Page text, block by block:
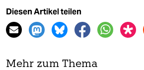
Diesen Artikel teilen
Mehr zum Thema